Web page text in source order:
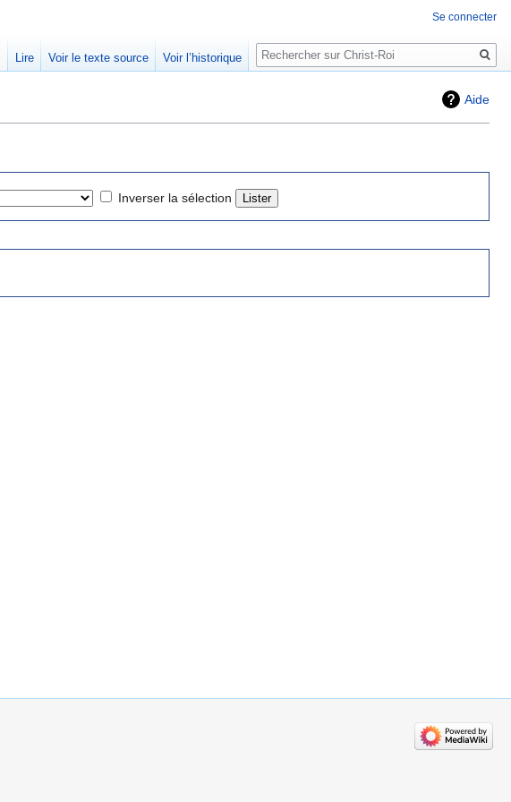
Aide
Inverser la sélection
Se connecter
Lire Voir le texte source Voir l’historique
Rechercher